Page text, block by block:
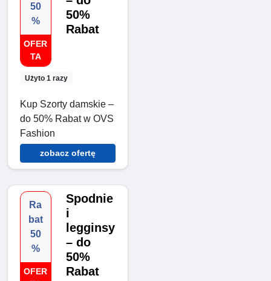
50
%
OFER
TA
Użyto 1 razy
50%
Rabat
Kup Szorty damskie –
do 50% Rabat w OVS
Fashion
zobacz ofertę
Ra
bat
50
%
OFER
Spodnie
i
legginsy
– do
50%
Rabat